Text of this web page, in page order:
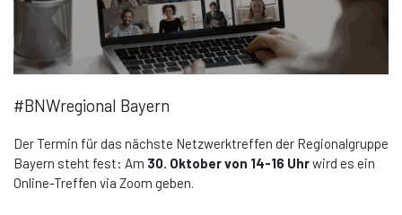
#BNWregional Bayern
Der Termin für das nächste Netzwerktreffen der Regionalgruppe
Bayern steht fest: Am 30. Oktober von 14-16 Uhrwird es ein
Online-Treffen via Zoom geben.